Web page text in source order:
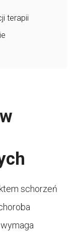
terapii
schorzeń